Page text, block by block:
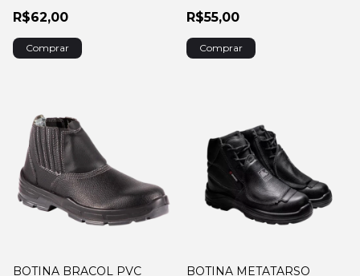
R$62,00
Comprar
R$55,00
Comprar
BOTINA BRACOL PVC
BOTINA METATARSO